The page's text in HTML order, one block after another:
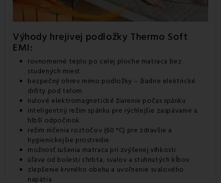
Výhody hrejivej podložky Thermo Soft
EMI:
rovnomerné teplo po celej ploche matraca bez
studených miest
bezpečný ohrev mimo podložky – žiadne elektrické
drôty pod telom
nulové elektromagnetické žiarenie počas spánku
inteligentný režim spánku pre rýchlejšie zaspávanie a
hlbší odpočinok
režim ničenia roztočov (60 °C) pre zdravšie a
hygienickejšie prostredie
možnosť sušenia matraca pri zvýšenej vlhkosti
úľava od bolesti chrbta, svalov a stuhnutých kĺbov
zlepšenie krvného obehu a uvoľnenie svalového
napätia